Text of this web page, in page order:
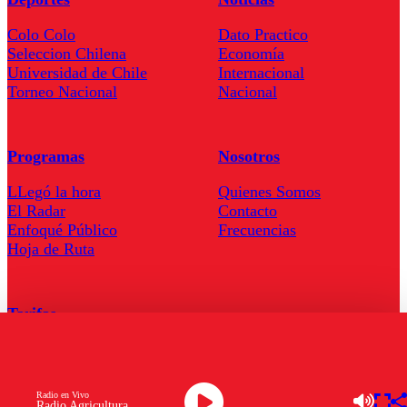
Radio en Vivo
Colo Colo
Seleccion Chilena
Universidad de Chile
Torneo Nacional
Dato Practico
Economía
Internacional
Nacional
Programas
LLegó la hora
El Radar
Enfoqué Público
Hoja de Ruta
Nosotros
Quienes Somos
Contacto
Frecuencias
Tarifas